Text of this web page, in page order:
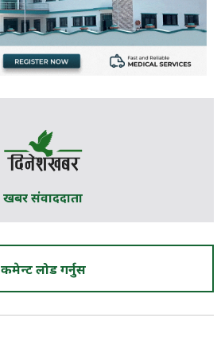
खबर संवाददाता
कमेन्ट लोड गर्नुस